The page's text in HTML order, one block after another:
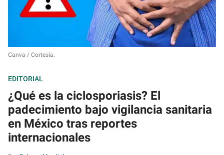
Canva / Cortesía.
EDITORIAL
¿Qué es la ciclosporiasis? El
padecimiento bajo vigilancia sanitaria
en México tras reportes
internacionales